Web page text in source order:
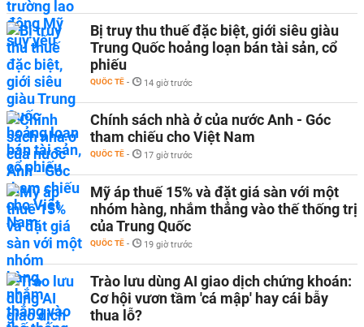
Bị truy thu thuế đặc biệt, giới siêu giàu
Trung Quốc hoảng loạn bán tài sản, cổ
phiếu
QUỐC TẾ - 14 giờ trước
Chính sách nhà ở của nước Anh - Góc
tham chiếu cho Việt Nam
QUỐC TẾ - 17 giờ trước
Mỹ áp thuế 15% và đặt giá sàn với một
nhóm hàng, nhắm thẳng vào thế thống trị
của Trung Quốc
QUỐC TẾ - 19 giờ trước
Trào lưu dùng AI giao dịch chứng khoán:
Cơ hội vươn tầm 'cá mập' hay cái bẫy
thua lỗ?